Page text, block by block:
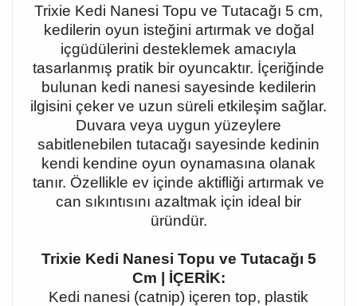
Trixie Kedi Nanesi Topu ve Tutacağı 5 cm,
kedilerin oyun isteğini artırmak ve doğal
içgüdülerini desteklemek amacıyla
tasarlanmış pratik bir oyuncaktır. İçeriğinde
bulunan kedi nanesi sayesinde kedilerin
ilgisini çeker ve uzun süreli etkileşim sağlar.
Duvara veya uygun yüzeylere
sabitlenebilen tutacağı sayesinde kedinin
kendi kendine oyun oynamasına olanak
tanır. Özellikle ev içinde aktifliği artırmak ve
can sıkıntısını azaltmak için ideal bir
üründür.
Trixie Kedi Nanesi Topu ve Tutacağı 5
Cm | İÇERİK:
Kedi nanesi (catnip) içeren top, plastik